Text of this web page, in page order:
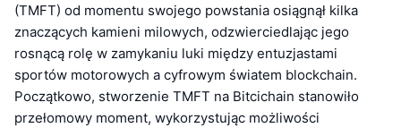
(TMFT) od momentu swojego powstania osiągnął kilka
znaczących kamieni milowych, odzwierciedlając jego
rosnącą rolę w zamykaniu luki między entuzjastami
sportów motorowych a cyfrowym światem blockchain.
Początkowo, stworzenie TMFT na Bitcichain stanowiło
przełomowy moment, wykorzystując możliwości